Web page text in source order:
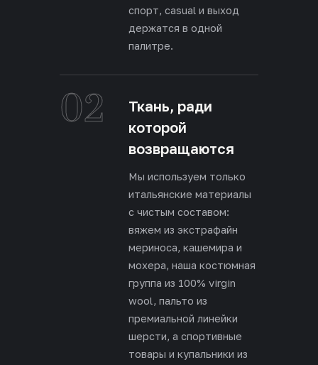
спорт, casual и выход
держатся в одной
палитре.
02
Ткань, ради
которой
возвращаются
Мы используем только
итальянские материалы
с чистым составом:
вяжем из экстрафайн
мериноса, кашемира и
мохера, наша костюмная
группа из 100% virgin
wool, пальто из
премиальной линейки
шерсти, а спортивные
товары и купальники из